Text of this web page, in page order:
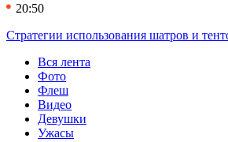
20:50
Стратегии использования шатров и
Вся лента
Фото
Флеш
Видео
Девушки
Ужасы